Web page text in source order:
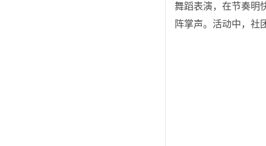
舞蹈表演，在节奏明
阵掌声。活动中，社